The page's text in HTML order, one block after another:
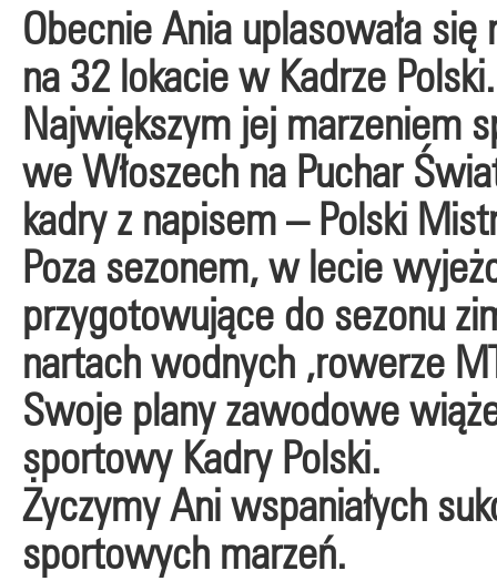
Obecnie Ania uplasowała
na 32 lokacie w Kadrze Polski.
Największym jej marzeniem
we Włoszech na Puchar
kadry z napisem – Polski
Poza sezonem, w lecie
przygotowujące do sezonu
nartach wodnych ,rowerze
Swoje plany zawodowe
sportowy Kadry Polski.
Życzymy Ani wspaniałych
sportowych marzeń.